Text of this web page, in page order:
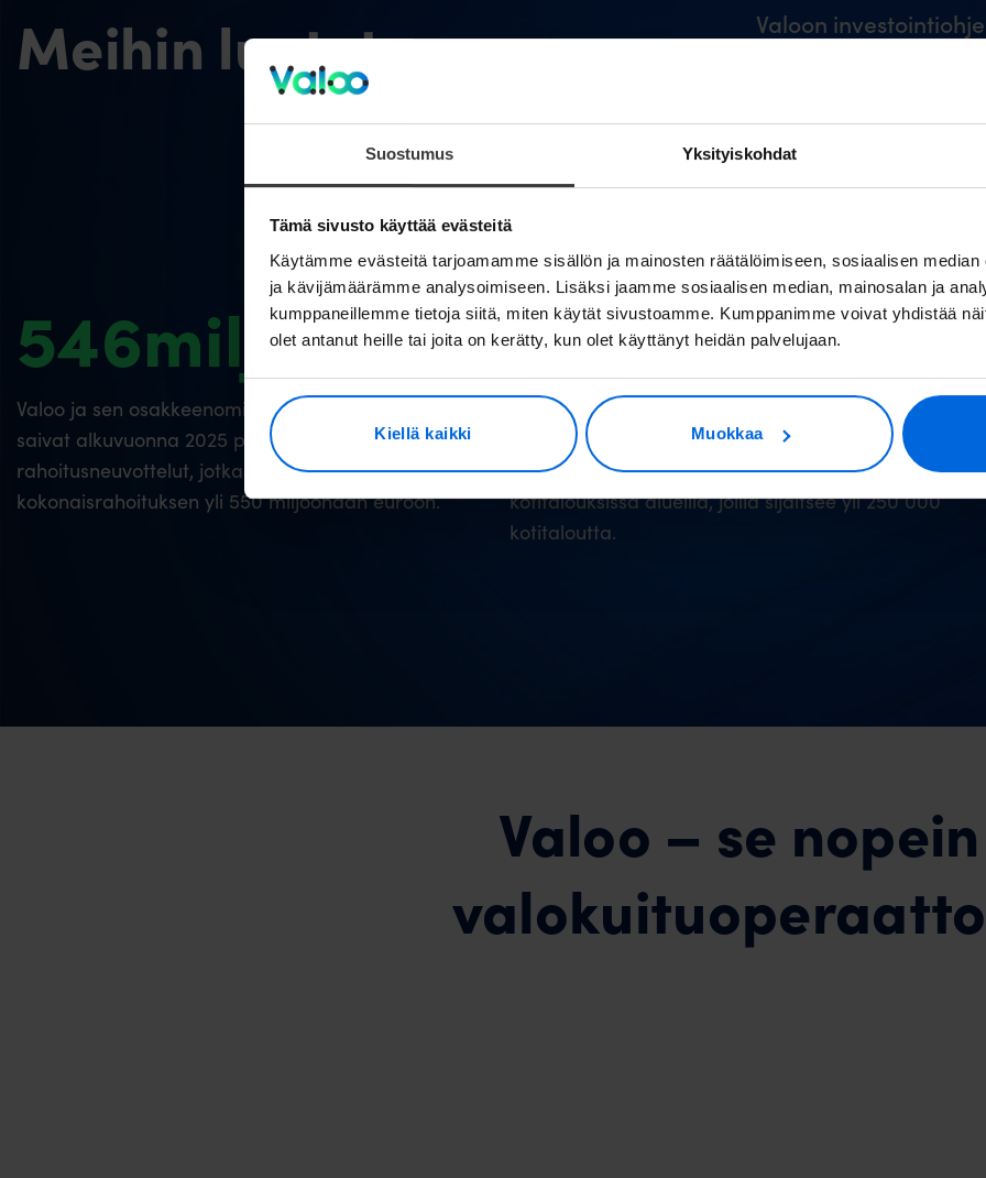
Suostumus Yksityiskohdat
Tämä sivusto käyttää evästeitä
Käytämme evästeitä tarjoamamme sisällön ja mainosten räätälöimiseen, sosiaalisen
ja kävijämäärämme analysoimiseen. Lisäksi jaamme sosiaalisen median, mainosalan ja
kumppaneillemme tietoja siitä, miten käytät sivustoamme. Kumppanimme voivat yhdistää
olet antanut heille tai joita on kerätty, kun olet käyttänyt heidän palvelujaan.
Kiellä kaikki Muokkaa
Meihin luotetaan
Valoon
eurooppalaisten
digitaalisen
550milj.
Valoo ja sen osakkeenomistajat CVC DIF ja Tesi
saivat alkuvuonna 2025 päätökseen
rahoitusneuvottelut, jotka nostivat yhtiön
kokonaisrahoituksen yli 550 miljoonaan euroon.
250t
Valoo on asentanut valokuitua alkuperäistä
suunnitelmaa nopeammin. Vuoden 2024 lopussa
valokuitu oli käytössä jo kymmenissä tuhansissa
kotitalouksissa alueilla, joilla sijaitsee yli 250 000
kotitaloutta.​
Valoo – se nopein